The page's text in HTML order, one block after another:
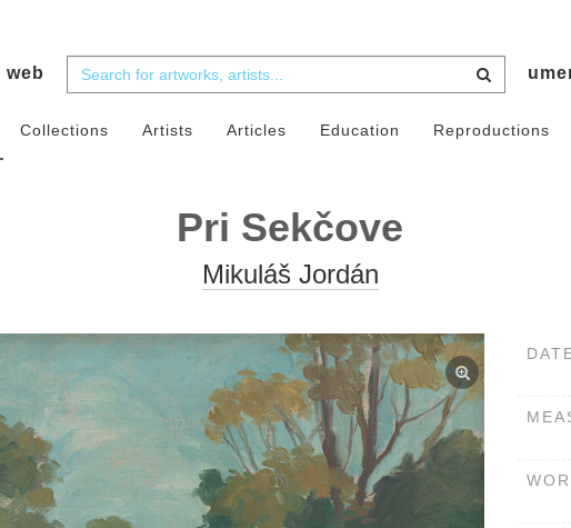
web
Collections Artists Articles Education Reproductions
Pri Sekčove
Mikuláš Jordán